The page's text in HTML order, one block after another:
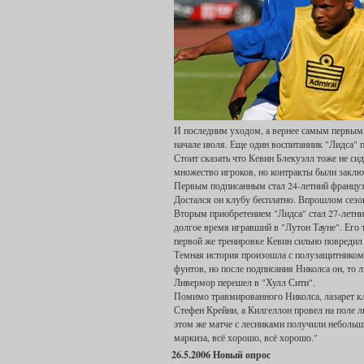
И последним уходом, а вернее самым
начале июля. Еще один воспитанник "Лидса"
Стоит сказать что Кевин Блекуэлл тоже не
множество игроков, но контракты были
Первым подписанным стал 24-летний
Достался он клубу бесплатно. Впрошлом
Вторым приобретением "Лидса" стал 27-
долгое время игравший в "Лутон Тауне". Его
первой же тренировке Кевин сильно
Темная история произошла с
фунтов, но после подписания Николса он, то
Ливермор перешел в "Хулл Сити".
Помимо травмированного Николса, лазарет
Стефен Крейни, а Килгеллон провел на поле
этом же матче с лесниками получили
маркиза, всё хорошо, всё хорошо."
26.5.2006 Новый опрос